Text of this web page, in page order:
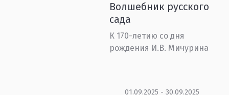
Волшебник русского
сада
К 170-летию со дня
рождения И.В. Мичурина
01.09.2025 - 30.09.2025